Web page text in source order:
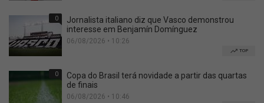
0
Jornalista italiano diz que Vasco demonstrou
interesse em Benjamín Domínguez
06/08/2026 • 10:26
TOP
0
Copa do Brasil terá novidade a partir das quartas
de finais
06/08/2026 • 10:46